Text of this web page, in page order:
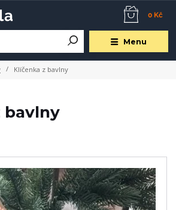
Menu
0 Kč
Klíčenka z bavlny
bavlny